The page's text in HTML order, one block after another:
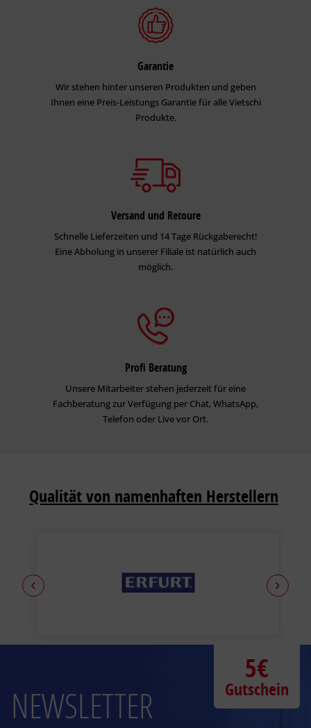
Garantie
Wir stehen hinter unseren Produkten und geben
Ihnen eine Preis-Leistungs Garantie für alle Vietschi
Produkte.
Versand und Retoure
Schnelle Lieferzeiten und 14 Tage Rückgaberecht!
Eine Abholung in unserer Filiale ist natürlich auch
möglich.
Profi Beratung
Unsere Mitarbeiter stehen jederzeit für eine
Fachberatung zur Verfügung per Chat, WhatsApp,
Telefon oder Live vor Ort.
Qualität von namenhaften Herstellern
NEWSLETTER
5€
Gutschein